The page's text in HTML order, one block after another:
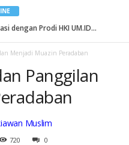
dengan Prodi HKI UM.ID...
Menjadi Muazin Peradaban
Panggilan
Muslim
720 0